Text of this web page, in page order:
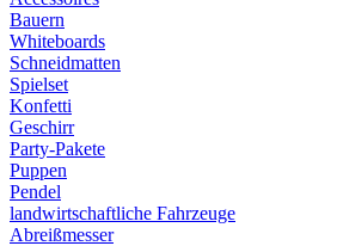
Bauern
Whiteboards
Schneidmatten
Spielset
Konfetti
Geschirr
Party-Pakete
Puppen
Pendel
landwirtschaftliche Fahrzeuge
Abreißmesser